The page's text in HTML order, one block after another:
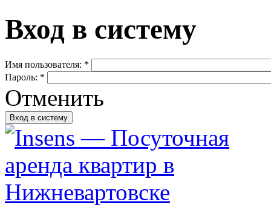
Вход в систему
Имя пользователя: *
Пароль: *
Отменить